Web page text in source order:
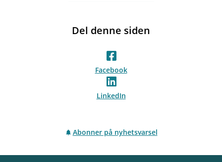
Del denne siden
Facebook
LinkedIn
Abonner på nyhetsvarsel